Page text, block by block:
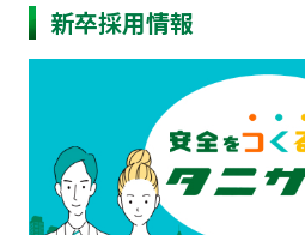
新卒採用情報